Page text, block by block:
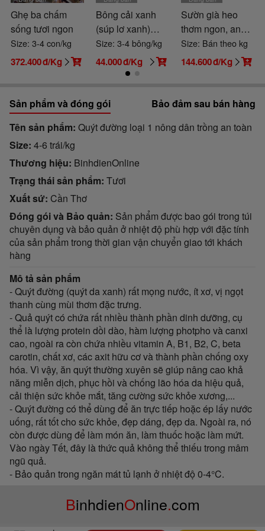
Ghẹ ba chấm
sống tươi ngon
Size: 3-4 con/kg
372.400đ/Kg
Bông cải xanh
(súp lơ xanh)
VietGAP
Size: 3-4 bông/kg
44.000đ/Kg
Sườn già heo
thơm ngon, an
toàn-giá tốt
Size: Bán theo kg
144.600đ/Kg
Sản phẩm và đóng gói
Bảo đảm sau bán hàng
Tên sản phẩm Quýt đường loại 1 nông dân trồng an toàn
Size 4-6 trái/kg
Thương hiệu BinhdienOnline
Trạng thái sản phẩm Tươi
Xuất sứ Cần Thơ
Đóng gói và Bảo quản Sản phẩm được bao gói trong túi
chuyên dụng và bảo quản ở nhiệt độ phù hợp với đặc tính
của sản phẩm trong thời gian vận chuyển giao tới khách
hàng
Mô tả sản phẩm
- Quýt đường (quýt da xanh) rất mọng nước, ít xơ, vị ngọt
thanh cùng mùi thơm đặc trưng.
- Quả quýt có chứa rất nhiều thành phần dinh dưỡng, cụ
thể là lượng protein dồi dào, hàm lượng photpho và canxi
cao, ngoài ra còn chứa nhiều vitamin A, B1, B2, C, beta
carotin, chất xơ, các axit hữu cơ và thành phần chống oxy
hóa. Vì vậy, ăn quýt thường xuyên sẽ giúp nâng cao khả
năng miễn dịch, phục hồi và chống lão hóa da hiệu quả,
cải thiện sức khỏe mắt, tăng cường sức khỏe xương,...
- Quýt đường có thể dùng để ăn trực tiếp hoặc ép lấy nước
uống, rất tốt cho sức khỏe, đẹp dáng, đẹp da. Ngoài ra, nó
còn được dùng để làm món ăn, làm thuốc hoặc làm mứt.
Vào ngày Tết, đây là thức quả không thể thiếu trong mâm
ngũ quả.
- Bảo quản trong ngăn mát tủ lạnh ở nhiệt độ 0-4°C.
BinhdienOnline.com